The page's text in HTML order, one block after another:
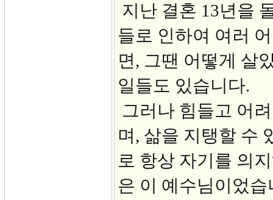
지난 결혼 13년을
들로 인하여 여러
면, 그땐 어떻게 살
일들도 있습니다.
그러나 힘들고 어
며, 삶을 지탱할 수
로 항상 자기를 의
은 이 예수님이었